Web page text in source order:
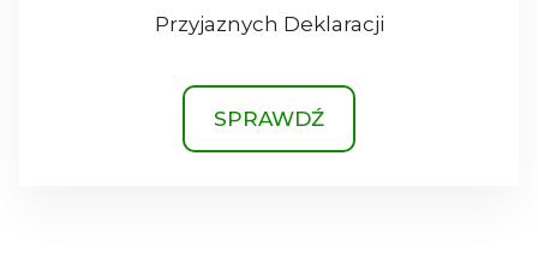
Przyjaznych Deklaracji
SPRAWDŹ